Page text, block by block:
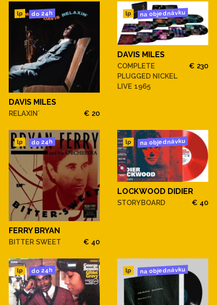
lp do 24h
DAVIS MILES
RELAXIN´ € 20
lp na objednávku
DAVIS MILES
COMPLETE
PLUGGED NICKEL
LIVE 1965
€ 230
lp do 24h
FERRY BRYAN
BITTER SWEET € 40
lp na objednávku
LOCKWOOD DIDIER
STORYBOARD € 40
lp do 24h lp na objednávku